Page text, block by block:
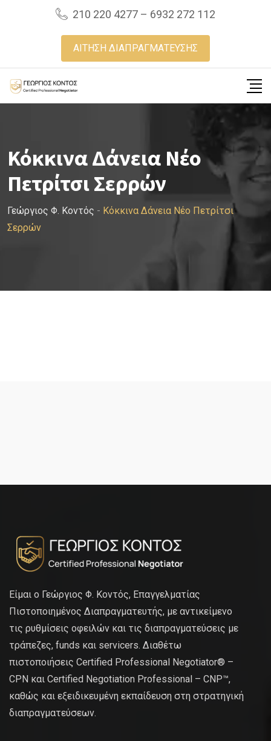
210 220 4277 – 6932 272 112
ΑΙΤΗΣΗ ΔΙΑΠΡΑΓΜΑΤΕΥΣΗΣ
Κόκκινα Δάνεια Νέο
Πετρίτσι Σερρών
Γεώργιος Φ. Κοντός - Κόκκινα Δάνεια Νέο Πετρίτσι
Σερρών
Είμαι ο Γεώργιος Φ. Κοντός, Επαγγελματίας
Πιστοποιημένος Διαπραγματευτής, με αντικείμενο
τις ρυθμίσεις οφειλών και τις διαπραγματεύσεις με
τράπεζες, funds και servicers. Διαθέτω
πιστοποιήσεις Certified Professional Negotiator® –
CPN και Certified Negotiation Professional – CNP™,
καθώς και εξειδικευμένη εκπαίδευση στη στρατηγική
διαπραγματεύσεων.